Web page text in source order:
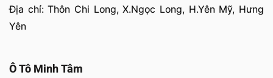
Địa chỉ: Thôn Chi Long, X.Ngọc Long, H.Yên Mỹ, Hưng
Yên
Ô Tô Minh Tâm